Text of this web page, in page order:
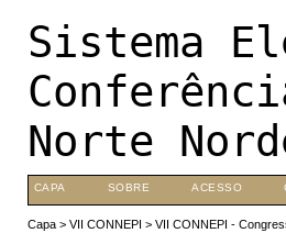
Sistema
Norte
CAPA SOBRE ACESSO
Capa> VII CONNEPI > VII CONNEPI -